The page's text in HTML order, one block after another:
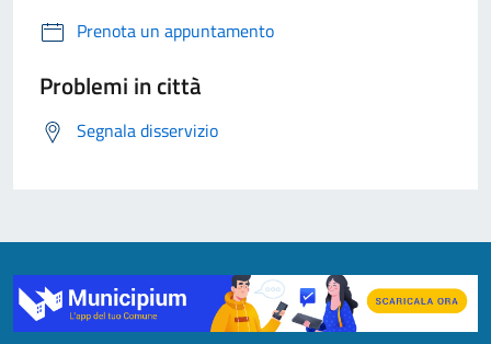
Prenota un appuntamento
Problemi in città
Segnala disservizio